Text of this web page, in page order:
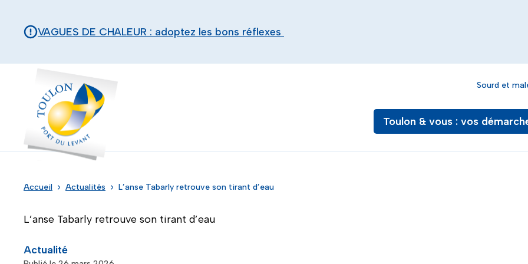
VAGUES DE CHALEUR : adoptez les bons réflexes
Sourd et
Toulon & vous : vos
Accueil Actualités L’anse Tabarly retrouve son tirant d’eau
L’anse Tabarly retrouve son tirant d’eau
Actualité